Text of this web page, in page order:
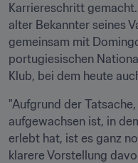
Karriereschritt
alter Bekannter seines
gemeinsam mit
portugiesischen
Klub, bei dem heute
"Aufgrund der
aufgewachsen ist, in
erlebt hat, ist es ganz
klarere Vorstellung